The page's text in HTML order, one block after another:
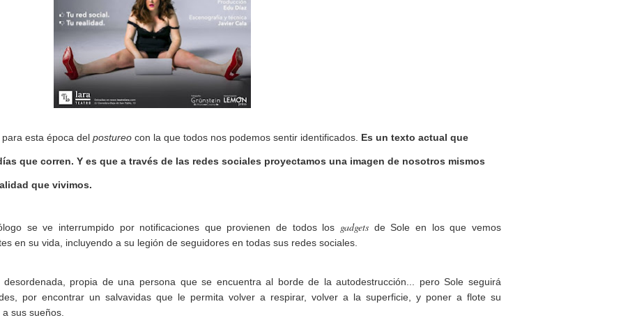
esta época del postureo con la que todos nos podemos sentir identificados. Es un texto actual que
que corren. Y es que a través de las redes sociales proyectamos una imagen de nosotros mismos
que vivimos.
se ve interrumpido por notificaciones que provienen de todos los gadgets de Sole en los que vemos
en su vida, incluyendo a su legión de seguidores en todas sus redes sociales.
propia de una persona que se encuentra al borde de la autodestrucción... pero Sole seguirá
por encontrar un salvavidas que le permita volver a respirar, volver a la superficie, y poner a flote su
sus sueños.